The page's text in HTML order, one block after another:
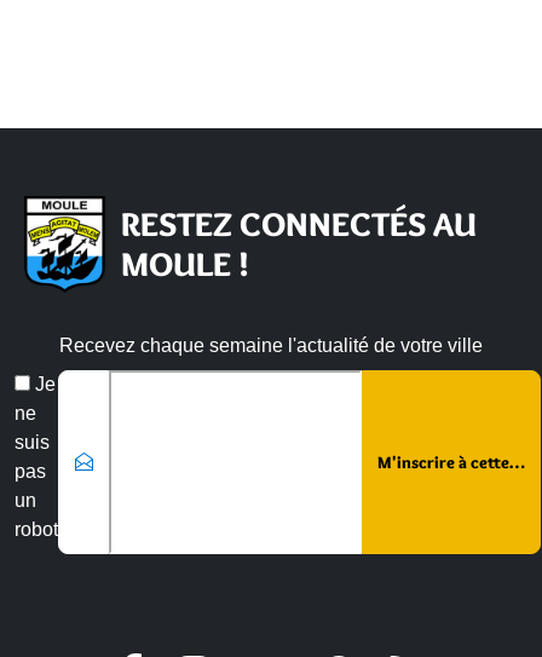
RESTEZ CONNECTÉS AU
MOULE !
Recevez chaque semaine l'actualité de votre ville
Je
ne
suis
pas
un
robot
Email